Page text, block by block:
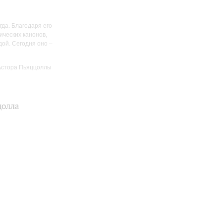
Благодаря его
канонов,
Сегодня оно –
Пьяццоллы